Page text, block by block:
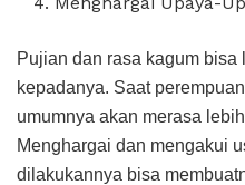
Pujian dan rasa kagum
kepadanya. Saat
umumnya akan merasa
Menghargai dan mengakui
dilakukannya bisa